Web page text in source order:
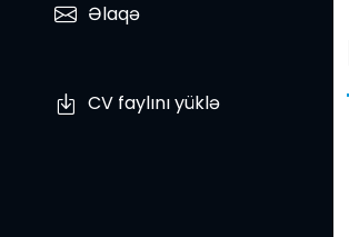
Əlaqə
CV faylını yüklə